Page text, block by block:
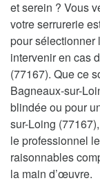
et serein ? Vous
votre serrurerie
pour sélectionner
intervenir en cas
(77167). Que ce
Bagneaux-sur-
blindée ou pour
sur-Loing
le professionnel
raisonnables
la main d’œuvre.